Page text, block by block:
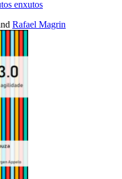
enxutos
Rafael Magrin